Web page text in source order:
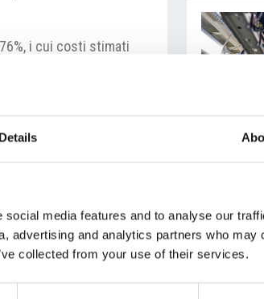
Details
media features and to analyse our
advertising and analytics partners who may
collected from your use of their services.
i cui costi stimati
potrebbe
l’obiettivo di
meccanismo di
e l’85%.
La Škoda
SUV Peaq